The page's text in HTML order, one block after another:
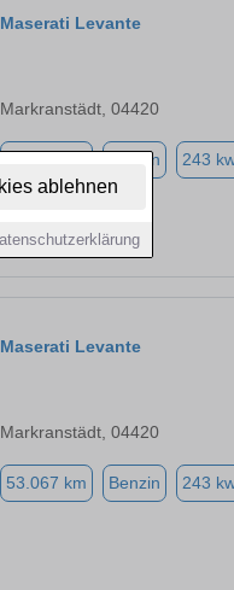
ablehnen
Maserati Levante
Markranstädt, 04420
Benzin 243
Maserati Levante
Markranstädt, 04420
53.067 km Benzin 243